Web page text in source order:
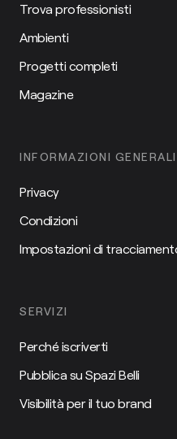
Trova professionisti
Ambienti
Progetti completi
Magazine
INFORMAZIONI GENERALI
Privacy
Condizioni
Impostazioni di
SERVIZI
Perché iscriverti
Pubblica su Spazi Belli
Visibilità per il tuo brand